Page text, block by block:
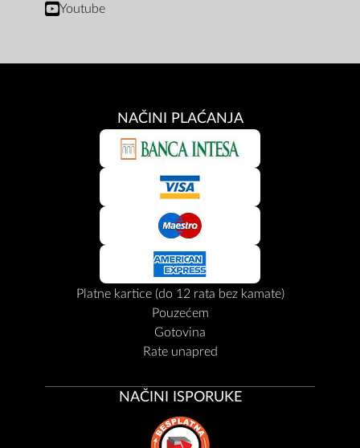
Youtube
NAČINI PLAĆANJA
Platne kartice (do 12 rata bez kamate)
Pouzećem
Gotovina
Rate unapred
NAČINI ISPORUKE